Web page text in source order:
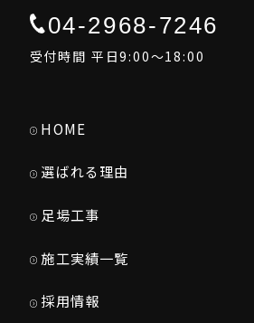
04-2968-7246
受付時間 平日9:00～18:00
HOME
選ばれる理由
足場工事
施工実績一覧
採用情報